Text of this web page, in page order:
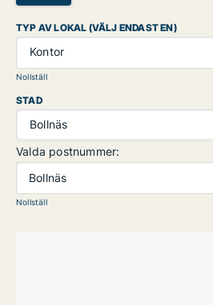
TYP AV LOKAL (VÄLJ ENDAST EN)
Kontor
Nollställ
STAD
Bollnäs
Valda postnummer:
Bollnäs
Nollställ